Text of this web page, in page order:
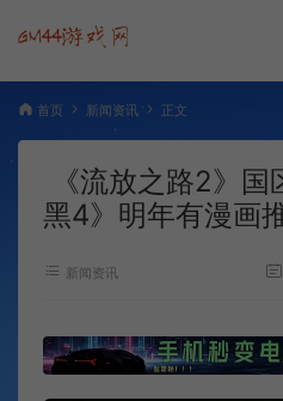
首页 新闻资讯 正文
《流放之路2》
黑4》明年有漫画
新闻资讯